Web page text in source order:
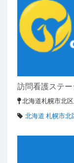
訪問看護ステ
北海道札幌市北
北海道 札幌市北